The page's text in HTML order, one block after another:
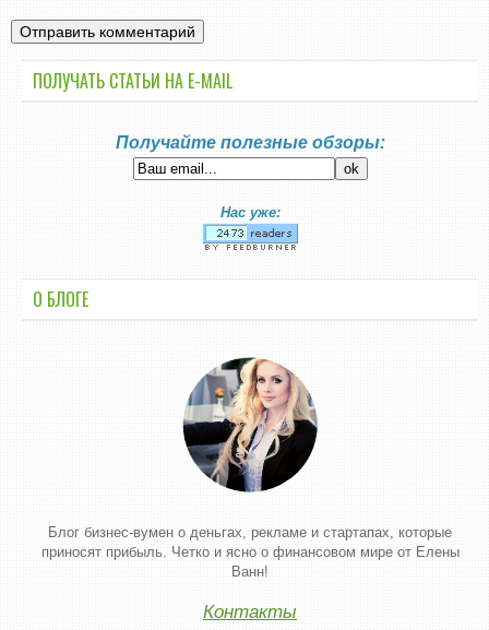
ПОЛУЧАТЬ СТАТЬИ НА E-MАIL
Получайте полезные обзоры:
Нас уже:
О БЛОГЕ
Блог бизнес-вумен о деньгах, рекламе и стартапах, которые
приносят прибыль. Четко и ясно о финансовом мире от Елены
Ванн!
Контакты